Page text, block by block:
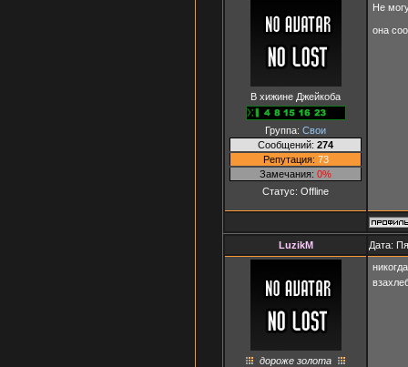
В хижине Джейкоба
Группа: Свои
Сообщений: 274
Репутация: 73
Замечания: 0%
Статус: Offline
Не
она
LuzikM Дата:
дороже золота